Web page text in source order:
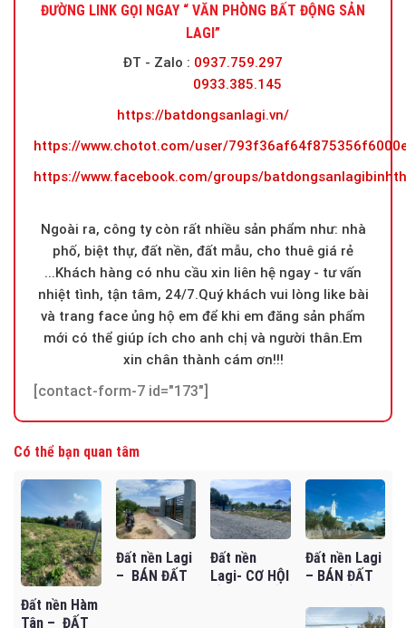
ĐƯỜNG LINK GỌI NGAY “ VĂN PHÒNG BẤT ĐỘNG SẢN
LAGI”
ĐT - Zalo : 0937.759.297
0933.385.145
https://batdongsanlagi.vn/
https://www.chotot.com/user/
https://www.facebook.com/groups/
Ngoài ra, công ty còn rất nhiều sản phẩm như: nhà
phố, biệt thự, đất nền, đất mẫu, cho thuê giá rẻ
...Khách hàng có nhu cầu xin liên hệ ngay - tư vấn
nhiệt tình, tận tâm, 24/7.Quý khách vui lòng like bài
và trang face ủng hộ em để khi em đăng sản phẩm
mới có thể giúp ích cho anh chị và người thân.Em
xin chân thành cám ơn!!!
[contact-form-7 id="173"]
Có thể bạn quan tâm
Đất nền Hàm
Tân – ĐẤT
Đất nền Lagi
– BÁN ĐẤT
Đất nền
Lagi- CƠ HỘI
Đất nền Lagi
– BÁN ĐẤT
NGUYỄN